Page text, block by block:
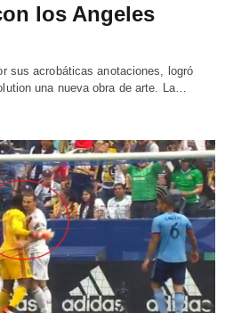
los Angeles
sus acrobáticas anotaciones, logró
una nueva obra de arte. La…